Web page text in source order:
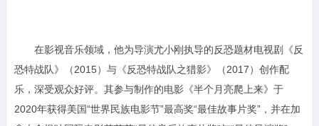
在影视音乐领域，他为导演尤小刚执导的反恐题材电视剧《反
恐特战队》（2015）与《反恐特战队之猎影》（2017）创作配
乐，深受观众好评。其参与制作的电影《半个月亮爬上来》于
2020年获得美国“世界民族电影节”最高奖“最佳故事片奖”，并在加